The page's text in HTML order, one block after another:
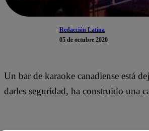
Redacción Latina
05 de octubre 2020
Un bar de karaoke canadiense está
darles seguridad, ha construido una